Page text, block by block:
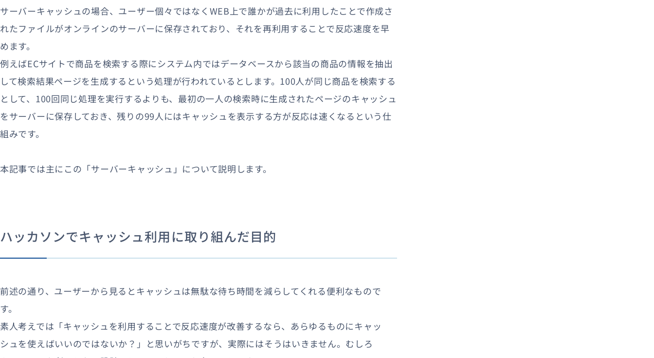
サーバーキャッシュの場合、ユーザー個々ではなくWEB上で誰かが過去に利用したことで作成さ
れたファイルがオンラインのサーバーに保存されており、それを再利用することで反応速度を早
めます。
例えばECサイトで商品を検索する際にシステム内ではデータベースから該当の商品の情報を抽出
して検索結果ページを生成するという処理が行われているとします。100人が同じ商品を検索する
として、100回同じ処理を実行するよりも、最初の一人の検索時に生成されたページのキャッシュ
をサーバーに保存しておき、残りの99人にはキャッシュを表示する方が反応は速くなるという仕
組みです。
本記事では主にこの「サーバーキャッシュ」について説明します。
ハッカソンでキャッシュ利用に取り組んだ目的
前述の通り、ユーザーから見るとキャッシュは無駄な待ち時間を減らしてくれる便利なもので
す。
素人考えでは「キャッシュを利用することで反応速度が改善するなら、あらゆるものにキャッ
シュを使えばいいのではないか？」と思いがちですが、実際にはそうはいきません。むしろ